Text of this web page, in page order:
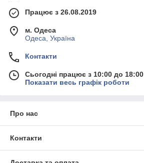
Працює з 26.08.2019
м. Одеса
Одеса, Україна
Контакти
Сьогодні працює з 10:00 до 18:00
Показати весь графік роботи
Про нас
Контакти